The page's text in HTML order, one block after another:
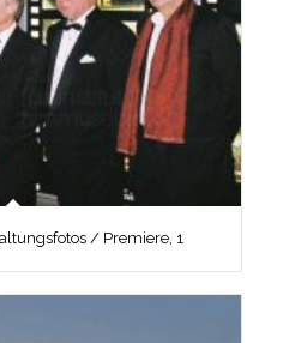
/ Premiere, 1